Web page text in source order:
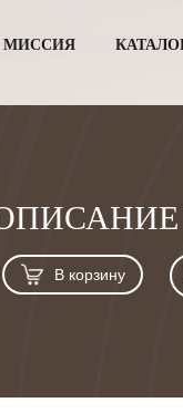
МИССИЯ
/
В корзину